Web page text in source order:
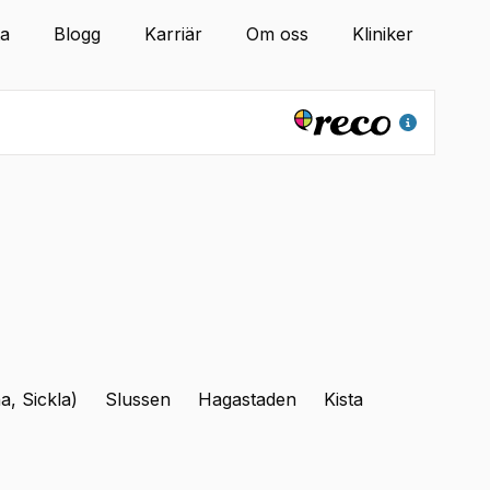
Blogg Karriär Om oss Kliniker
Sickla) Slussen Hagastaden Kista